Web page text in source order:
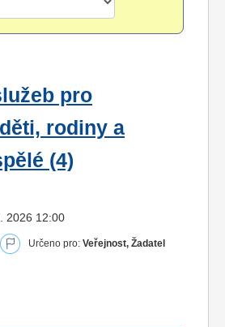
pro
rodiny a
(4)
2026 12:00
Určeno pro: Veřejnost, Žadatel